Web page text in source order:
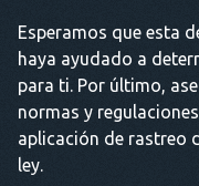
Esperamos que esta
haya ayudado a
para ti. Por último,
normas y
aplicación de rastreo
ley.